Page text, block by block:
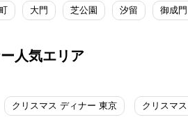
大門 芝公園 汐留 御成門
人気エリア
クリスマス ディナー 東京 クリスマ